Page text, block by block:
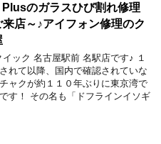
のガラスひび割れ修理
店～♪アイフォン修理のク
ック 名古屋駅前 名駅店です♪ １
れて以降、国内で確認されていな
ャクが約１１０年ぶりに東京湾で
す！ その名も「ドフラインイソギ